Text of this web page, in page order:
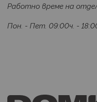
Работно време на
Пон. - Пет. 09:00ч. -